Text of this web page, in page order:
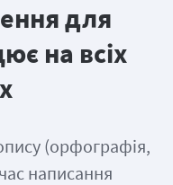
для
на всіх
(орфографія,
написання